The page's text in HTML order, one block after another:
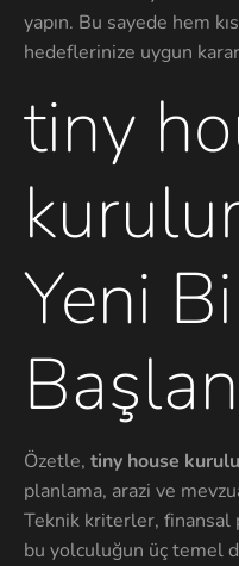
yapın. Bu sayede hem
hedeflerinize uygun
tiny
Yeni
Özetle, tiny house
planlama, arazi ve
Teknik kriterler, finansal
bu yolculuğun üç temel